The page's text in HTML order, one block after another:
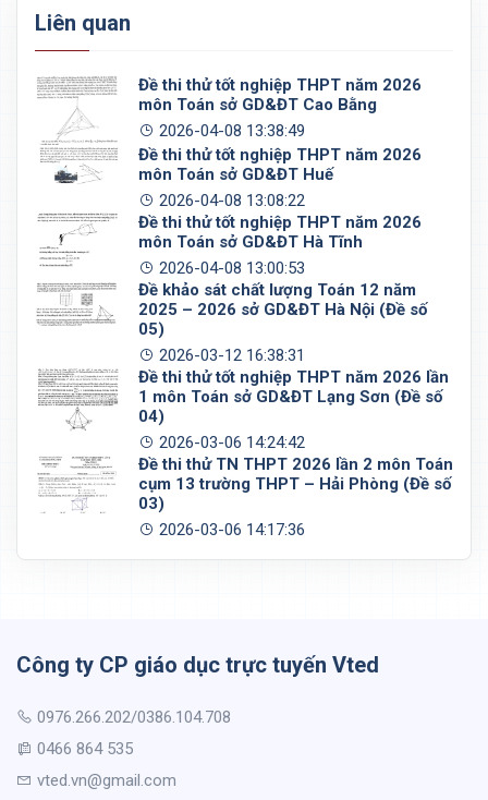
Liên quan
Đề thi thử tốt nghiệp THPT năm 2026
môn Toán sở GD&ĐT Cao Bằng
2026-04-08 13:38:49
Đề thi thử tốt nghiệp THPT năm 2026
môn Toán sở GD&ĐT Huế
2026-04-08 13:08:22
Đề thi thử tốt nghiệp THPT năm 2026
môn Toán sở GD&ĐT Hà Tĩnh
2026-04-08 13:00:53
Đề khảo sát chất lượng Toán 12 năm
2025 – 2026 sở GD&ĐT Hà Nội (Đề số
05)
2026-03-12 16:38:31
Đề thi thử tốt nghiệp THPT năm 2026 lần
1 môn Toán sở GD&ĐT Lạng Sơn (Đề số
04)
2026-03-06 14:24:42
Đề thi thử TN THPT 2026 lần 2 môn Toán
cụm 13 trường THPT – Hải Phòng (Đề số
03)
2026-03-06 14:17:36
Công ty CP giáo dục trực tuyến Vted
0976.266.202/0386.104.708
0466 864 535
vted.vn@gmail.com